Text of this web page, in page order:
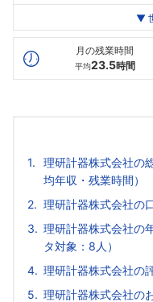
最高年収
20代
362万
▼
月の残業時間
平均23.5時間
理研計器株式会社の
均年収・残業時間）
理研計器株式会社の
理研計器株式会社の
タ対象：8人）
理研計器株式会社の
理研計器株式会社の